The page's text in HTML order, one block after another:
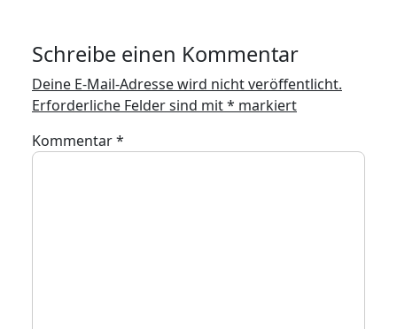
Schreibe einen Kommentar
Deine E-Mail-Adresse wird nicht veröffentlicht.
Erforderliche Felder sind mit* markiert
Kommentar*